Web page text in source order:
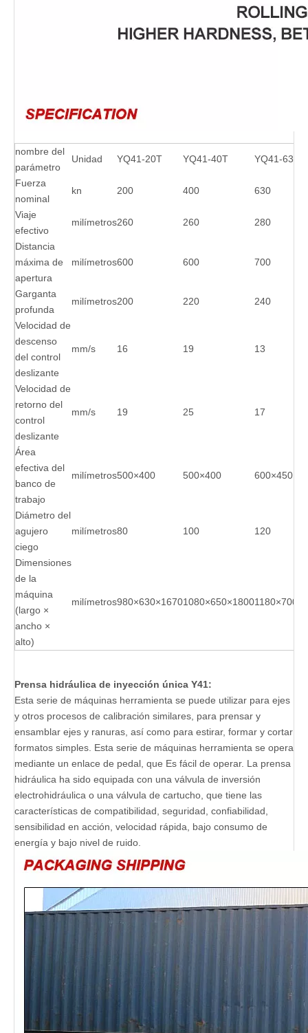
nombre del
parámetro
Unidad YQ41-20T YQ41-40T YQ41-63T
Fuerza
nominal
kn 200 400 630
Viaje
efectivo
milímetros260 260 280
Distancia
máxima de
apertura
milímetros600 600 700
Garganta
profunda
milímetros200 220 240
Velocidad de
descenso
del control
deslizante
mm/s 16 19 13
Velocidad de
retorno del
control
deslizante
mm/s 19 25 17
Área
efectiva del
banco de
trabajo
milímetros500×400 500×400 600×450
Diámetro del
agujero
ciego
milímetros80 100 120
Dimensiones
de la
máquina
milímetros980×630×16701080×650×1800
(largo ×
ancho ×
alto)
Prensa hidráulica de inyección única Y41:
Esta serie de máquinas herramienta se puede utilizar para ejes
y otros procesos de calibración similares, para prensar y
ensamblar ejes y ranuras, así como para estirar, formar y cortar
formatos simples. Esta serie de máquinas herramienta se opera
mediante un enlace de pedal, que Es fácil de operar. La prensa
hidráulica ha sido equipada con una válvula de inversión
electrohidráulica o una válvula de cartucho, que tiene las
características de compatibilidad, seguridad, confiabilidad,
sensibilidad en acción, velocidad rápida, bajo consumo de
energía y bajo nivel de ruido.